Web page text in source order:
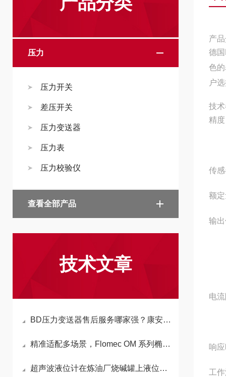
压力
压力开关
差压开关
压力变送器
压力表
压力校验仪
查看全部产品
技术文章
BD压力变送器售后服务哪家强？康安森仪表专业代理值得信赖
精准适配多场景，Flomec OM 系列椭圆齿轮流量计凭实力出圈
超声波液位计在炼油厂烧碱罐上液位测量
产
德
色
户
技
精
传
额
输
电
响
工